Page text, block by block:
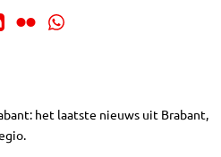
het laatste nieuws uit Brabant,